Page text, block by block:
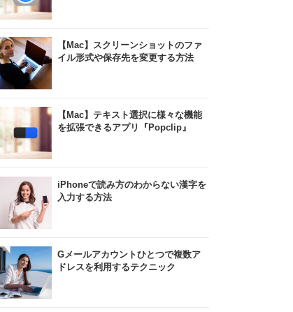
【Mac】スクリーンショットのファ
イル形式や保存先を変更する方法
【Mac】テキスト選択に様々な機能
を拡張できるアプリ『Popclip』
iPhoneで読み方のわからない漢字を
入力する方法
Gメールアカウントひとつで複数ア
ドレスを利用するテクニック